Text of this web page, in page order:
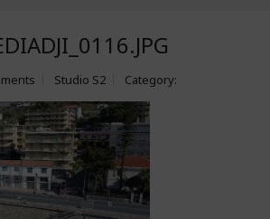
Studio S2 Category: